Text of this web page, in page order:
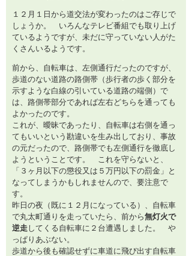
１２月１日から道交法が変わったのはご存じで
しょうか。 いろんなテレビ番組でも取り上げ
ているようですが、未だに守っていない人がた
くさんいるようです。
前から、自転車は、左側通行だったのですが、
歩道のない道路の路側帯（歩行者の歩く部分を
示すような白線の引いている道路の端側）で
は、路側帯部分であれば左右どちらを通っても
よかったのです。
これが、曖昧であったり、自転車は右側を通っ
てもいいという勘違いを生み出しており、事故
の元だったので、路側帯でも左側通行を徹底し
ようということです。 これを守らないと、
「３ヶ月以下の懲役又は５万円以下の罰金」と
なってしまうかもしれませんので、要注意で
す。
昨日の夜（既に１２月になっている）、自転車
で丸太町通りを走っていたら、前から無灯火で
逆走してくる自転車に２台遭遇しました。 や
っぱりあぶない。
歩道から後も確認せずに車道に飛び出す自転車